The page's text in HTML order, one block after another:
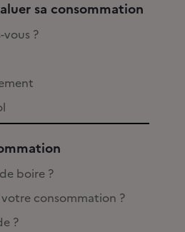
sa consommation
?
boire ?
consommation ?
?